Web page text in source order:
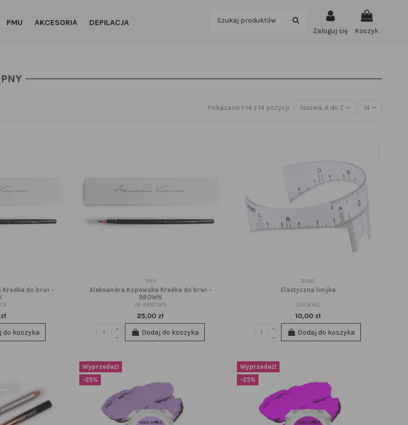
PMU AKCESORIA DEPILACJA
Zaloguj się Koszyk
Pokazano 1-14 z 14 pozycji Nazwa, A do Z 14
Kredka do brwi -
do koszyka
PMU
Aleksandra Kopowska Kredka do brwi -
BROWN
AK-KBROWN
25,00 zł
Dodaj do koszyka
BRWI
Elastyczna linijka
LINIJKAEL
10,00 zł
Dodaj do koszyka
Wyprzedaż!
-25%
Wyprzedaż!
-25%